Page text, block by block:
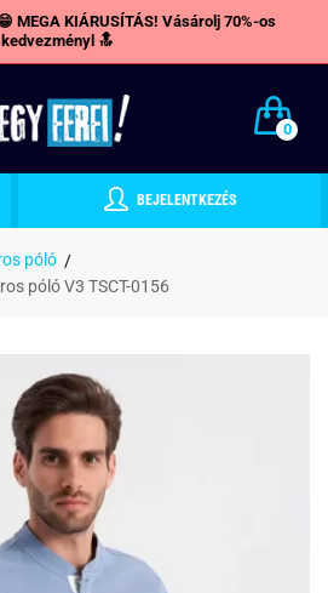
MEGA KIÁRUSÍTÁS! Vásárolj 70%-os
kedvezményl 🔝
0
BEJELENTKEZÉS
póló
póló V3 TSCT-0156